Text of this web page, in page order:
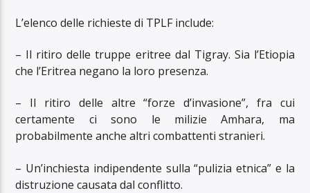
L’elenco delle richieste di TPLF include:
– Il ritiro delle truppe eritree dal Tigray. Sia l’Etiopia
che l’Eritrea negano la loro presenza.
– Il ritiro delle altre “forze d’invasione”, fra cui
certamente ci sono le milizie Amhara, ma
probabilmente anche altri combattenti stranieri.
– Un’inchiesta indipendente sulla “pulizia etnica” e la
distruzione causata dal conflitto.